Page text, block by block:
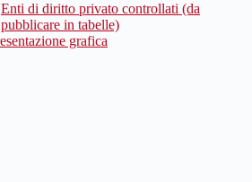
Enti di diritto privato controllati (da
pubblicare in tabelle)
grafica